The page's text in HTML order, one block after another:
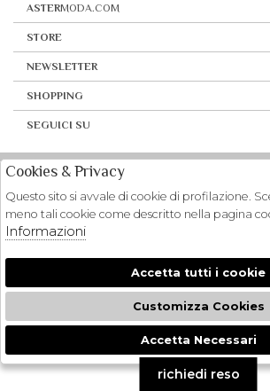
ASTERMODA.COM
STORE
NEWSLETTER
SHOPPING
SEGUICI SU
🍪
richiedi reso
Cookies & Privacy
Questo sito si avvale di cookie di profilazione.
meno tali cookie come descritto nella pagina
Informazioni
Accetta tutti i cookie
Customizza Cookies
Accetta Necessari